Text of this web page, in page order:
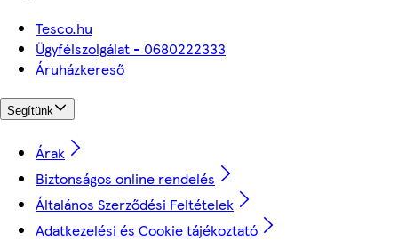
Tesco.hu
Ügyfélszolgálat - 0680222333
Áruházkereső
Segítünk
Árak
Biztonságos online rendelés
Általános Szerződési Feltételek
Adatkezelési és Cookie tájékoztató